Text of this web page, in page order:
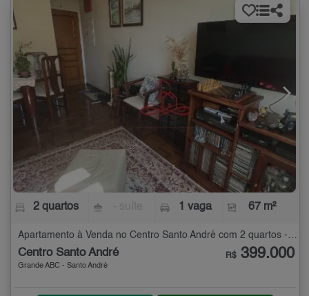
2 quartos 1 vaga 67 m²
Centro Santo André
Grande ABC - Santo André
R$ 399.000